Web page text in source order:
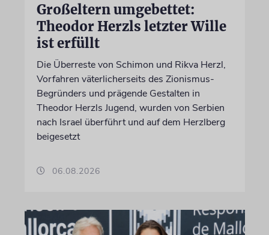
Großeltern umgebettet:
Theodor Herzls letzter Wille
ist erfüllt
Die Überreste von Schimon und Rikva Herzl,
Vorfahren väterlicherseits des Zionismus-
Begründers und prägende Gestalten in
Theodor Herzls Jugend, wurden von Serbien
nach Israel überführt und auf dem Herzlberg
beigesetzt
06.08.2026